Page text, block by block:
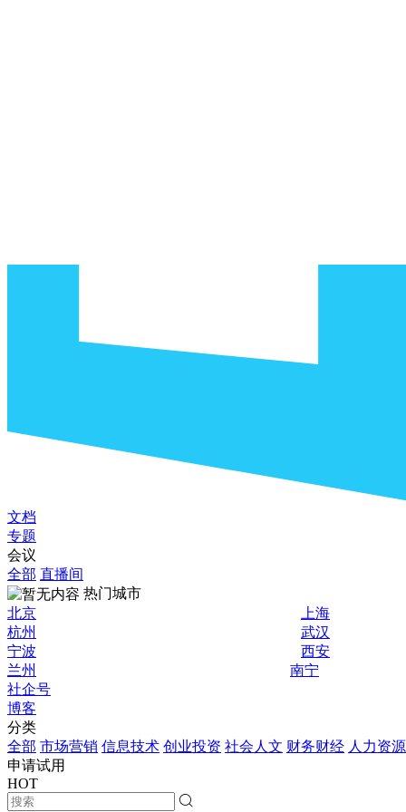
文档
专题
会议
全部 直播间
热门城市
北京
上海
杭州
武汉
宁波
西安
兰州
南宁
社企号
博客
分类
全部 市场营销 信息技术 创业投资 社会人文 财务财经 人力资源
申请试用
HOT